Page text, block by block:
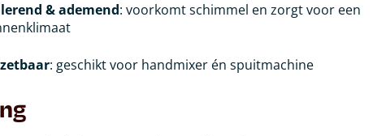
& ademend: voorkomt schimmel en zorgt voor een
: geschikt voor handmixer én spuitmachine